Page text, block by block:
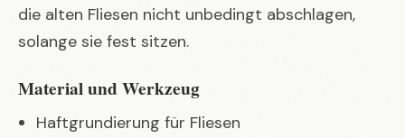
die alten Fliesen nicht unbedingt abschlagen,
solange sie fest sitzen.
Material und Werkzeug
Haftgrundierung für Fliesen